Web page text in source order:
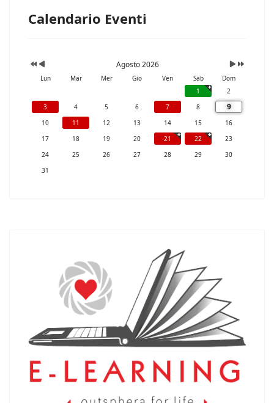
Calendario Eventi
Agosto 2026
Lun Mar Mer Gio Ven Sab
Dom
1
2
3
4 5 6 7 8 9
10 11 12 13 14 15
16
17
18 19 20 21 22
23
24
25 26 27 28 29
30
31